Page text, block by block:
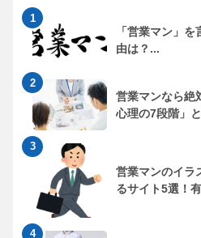
「営業マン」
由は？...
営業マンなら絶
心理の7段階」
営業マンのイラ
るサイト5選！